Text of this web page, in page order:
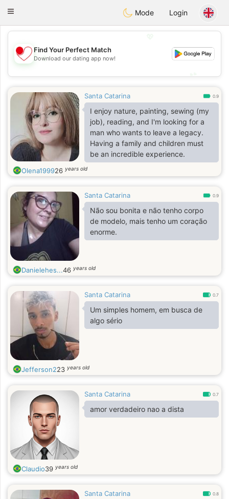
Chat
Toggle
Mode Login
💖
💕
Find Your Perfect Match
Download our dating app now!
Santa Catarina 0.9
I enjoy nature, painting, sewing (my
job), reading, and I'm looking for a
man who wants to leave a legacy.
Having a family and children must
be an incredible experience.
Olena199926 years old
Santa Catarina 0.9
Não sou bonita e não tenho corpo
de modelo, mais tenho um coração
enorme.
Danielehes...46 years old
Santa Catarina 0.7
Um simples homem, em busca de
algo sério
Jefferson223 years old
Santa Catarina 0.7
amor verdadeiro nao a dista
Claudio39 years old
Santa Catarina 0.8